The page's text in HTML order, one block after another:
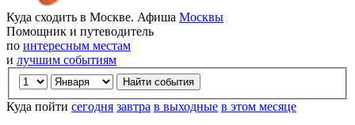
Куда сходить в Москве. Афиша Москвы
Помощник и путеводитель
по интересным местам
и лучшим событиям
Куда пойти сегодня завтра в выходные в этом месяце